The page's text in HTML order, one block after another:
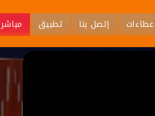
عطاءات إتصل بنا تطبيق مباشر